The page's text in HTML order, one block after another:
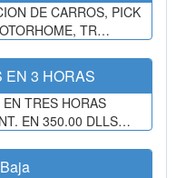
DE CARROS, PICK
TR…
EN 3 HORAS
TRES HORAS
EN 350.00 DLLS…